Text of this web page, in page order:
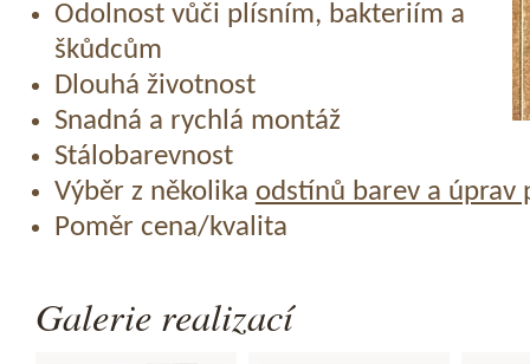
Odolnost vůči plísním, bakteriím a
škůdcům
Dlouhá životnost
Snadná a rychlá montáž
Stálobarevnost
Výběr z několika odstínů barev a úprav
Poměr cena/kvalita
Galerie realizací